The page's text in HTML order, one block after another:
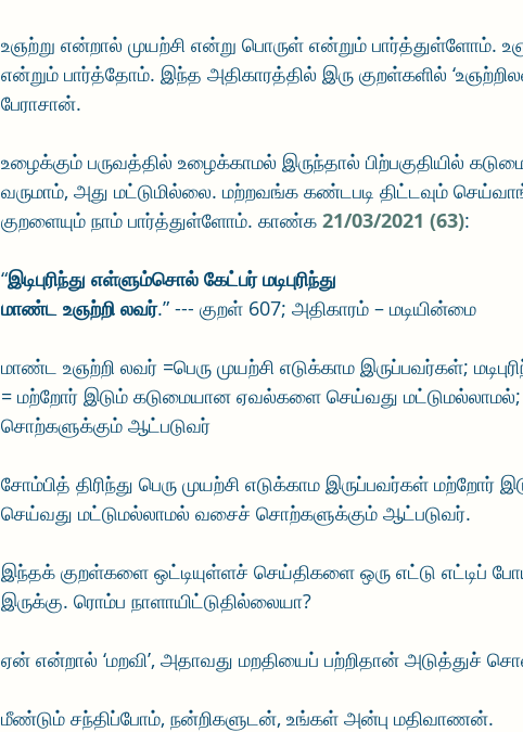
உஞற்று என்றால் முயற்சி என்று பொருள் என்றும் பார்த்துள்ளோம்.
என்றும் பார்த்தோம். இந்த அதிகாரத்தில் இரு குறள்களில்
பேராசான்.
உழைக்கும் பருவத்தில் உழைக்காமல் இருந்தால் பிற்பகுதியில்
வருமாம், அது மட்டுமில்லை. மற்றவங்க கண்டபடி திட்டவும்
குறளையும் நாம் பார்த்துள்ளோம். காண்க 21/03/2021 (63):
“இடிபுரிந்து எள்ளும்சொல் கேட்பர் மடிபுரிந்து
மாண்ட உஞற்றி லவர்.” --- குறள் 607; அதிகாரம் – மடியின்மை
மாண்ட உஞற்றி லவர் =பெரு முயற்சி எடுக்காம இருப்பவர்கள்;
= மற்றோர் இடும் கடுமையான ஏவல்களை செய்வது
சொற்களுக்கும் ஆட்படுவர்
சோம்பித் திரிந்து பெரு முயற்சி எடுக்காம இருப்பவர்கள்
செய்வது மட்டுமல்லாமல் வசைச் சொற்களுக்கும் ஆட்படுவர்.
இந்தக் குறள்களை ஒட்டியுள்ளச் செய்திகளை ஒரு எட்டு எட்டிப்
இருக்கு. ரொம்ப நாளாயிட்டுதில்லையா?
ஏன் என்றால் ‘மறவி’, அதாவது மறதியைப் பற்றிதான் அடுத்துச்
மீண்டும் சந்திப்போம், நன்றிகளுடன், உங்கள் அன்பு மதிவாணன்.